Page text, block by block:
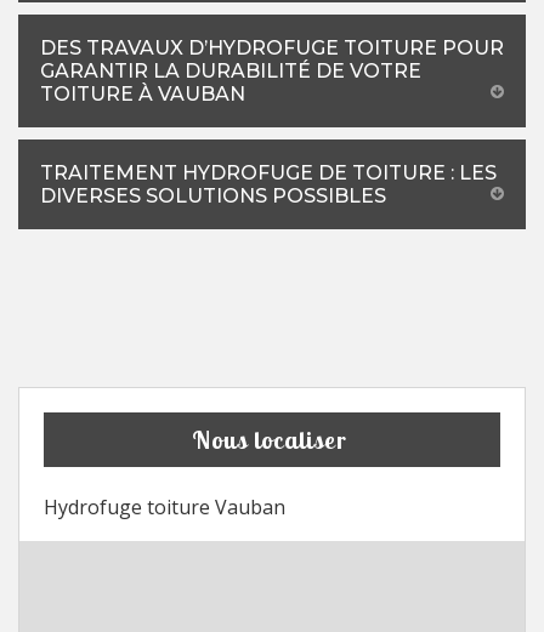
DES TRAVAUX D’HYDROFUGE TOITURE POUR
GARANTIR LA DURABILITÉ DE VOTRE
TOITURE À VAUBAN
TRAITEMENT HYDROFUGE DE TOITURE : LES
DIVERSES SOLUTIONS POSSIBLES
Nous localiser
Hydrofuge toiture Vauban